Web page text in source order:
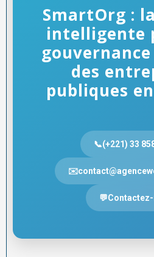
SmartOrg :
intelligente
des
publiques
📞(+221) 33